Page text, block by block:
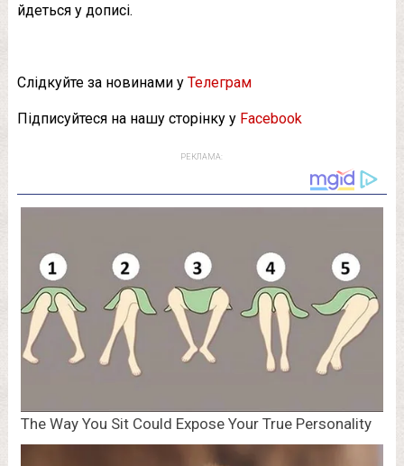
йдеться у дописі.
Слідкуйте за новинами у Телеграм
Підписуйтеся на нашу сторінку у Facebook
РЕКЛАМА: